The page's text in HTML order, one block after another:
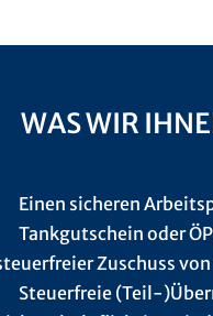
WAS WIR
Einen sicheren
Tankgutschein oder
Zuschuss
Steuerfreie (Teil-